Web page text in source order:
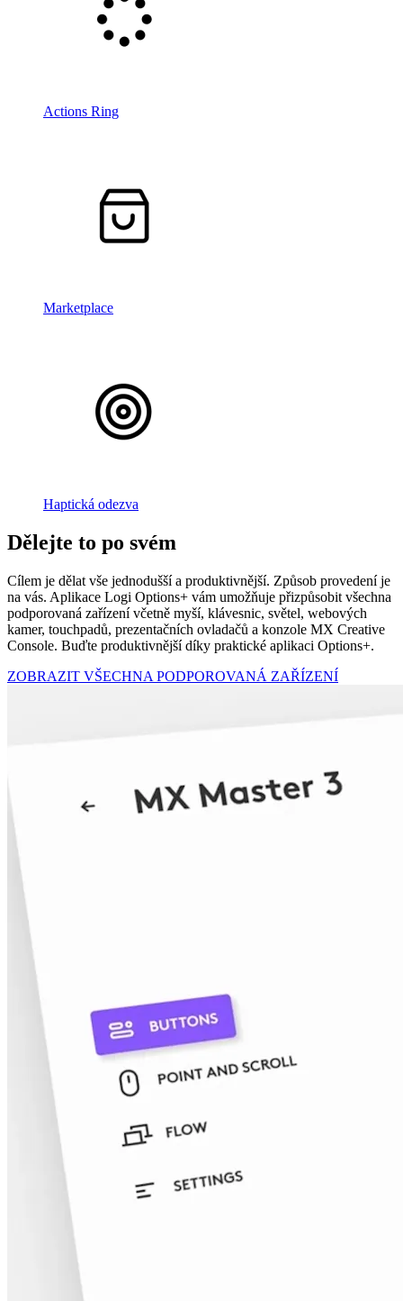
Actions Ring
Marketplace
Haptická odezva
Dělejte to po svém
Cílem je dělat vše jednodušší a produktivnější. Způsob provedení je
na vás. Aplikace Logi Options+ vám umožňuje přizpůsobit všechna
podporovaná zařízení včetně myší, klávesnic, světel, webových
kamer, touchpadů, prezentačních ovladačů a konzole MX Creative
Console. Buďte produktivnější díky praktické aplikaci Options+.
ZOBRAZIT VŠECHNA PODPOROVANÁ ZAŘÍZENÍ